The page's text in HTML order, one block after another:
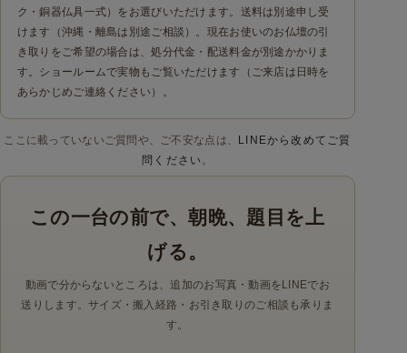
ク・銅器仏具一式）をお選びいただけます。送料は別途申し受
けます（沖縄・離島は別途ご相談）。現在お使いのお仏壇の引
き取りをご希望の場合は、処分代金・配送料金が別途かかりま
す。ショールームで実物もご覧いただけます（ご来店は日時を
あらかじめご連絡ください）。
ここに載っていないご質問や、ご不安な点は、
LINEから改めてご質
問ください。
この一台の前で、朝晩、題目を上
げる。
動画で分からないところは、追加のお写真・動画をLINEでお
送りします。サイズ・搬入経路・お引き取りのご相談も承りま
す。